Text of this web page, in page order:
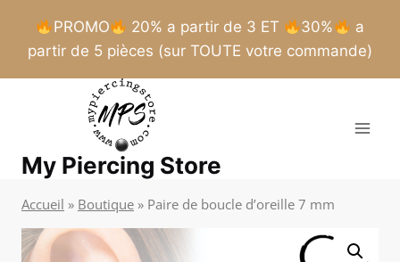
PROMO 20% a partir de 3 ET 30%
a
partir de 5 pièces (sur TOUTE votre commande)
My Piercing Store
Accueil » Boutique » Paire de boucle d’oreille 7 mm